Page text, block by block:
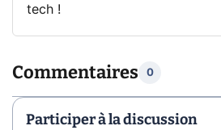
tech !
Commentaires 0
Participer à la discussion